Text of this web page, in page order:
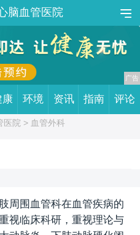
脑血管医院
康 环境 资讯 指南 评论
医院 > 血管外科
周围血管科在血管疾病的
视临床科研，重视理论与